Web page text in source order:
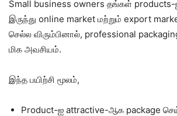
Small business owners தங்கள்
இருந்து online market மற்றும் export
செல்ல விரும்பினால், professional
மிக அவசியம்.
இந்த பயிற்சி மூலம்,
Product-ஐ attractive-ஆக package